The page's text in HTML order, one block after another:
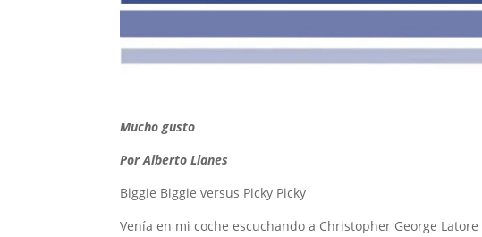
Mucho gusto
Por Alberto Llanes
Biggie Biggie versus Picky Picky
Venía en mi coche escuchando a Christopher George